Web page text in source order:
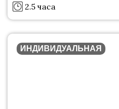
2.5 часа
ИНДИВИДУАЛЬНАЯ